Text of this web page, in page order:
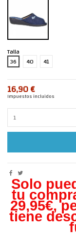
Talla
36
40 41
16,90 €
Impuestos incluidos
Solo
tu
29,95€,
tiene